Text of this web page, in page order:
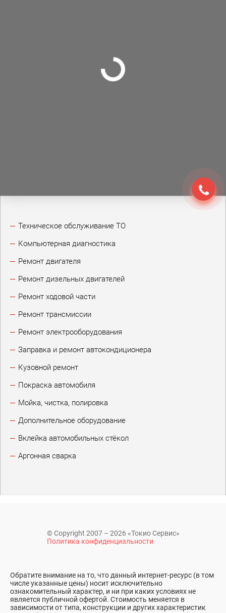
Техническое обслуживание ТО
Компьютерная диагностика
Ремонт двигателя
Ремонт дизельных двигателей
Ремонт ходовой части
Ремонт трансмиссии
Ремонт электрооборудования
Заправка и ремонт автокондиционера
Кузовной ремонт
Покраска автомобиля
Мойка, чистка, полировка
Дополнительное оборудование
Вклейка автомобильных стёкол
Аргонная сварка
© Copyright 2007 – 2026 «Токио Сервис»
Политика конфиденциальности
Обратите внимание на то, что данный интернет-ресурс (в том
числе указанные цены) носит исключительно
ознакомительный характер, и ни при каких условиях не
является публичной офертой. Стоимость меняется в
зависимости от типа, конструкции и других характеристик